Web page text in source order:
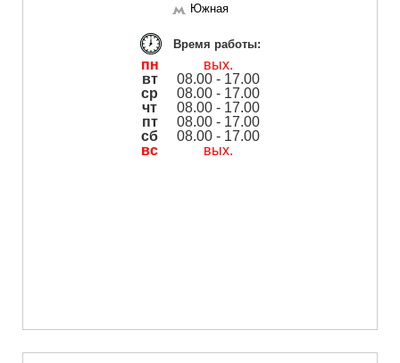
Южная
Время работы:
пн
вых.
вт
08.00 - 17.00
ср
08.00 - 17.00
чт
08.00 - 17.00
пт
08.00 - 17.00
сб
08.00 - 17.00
вс
вых.